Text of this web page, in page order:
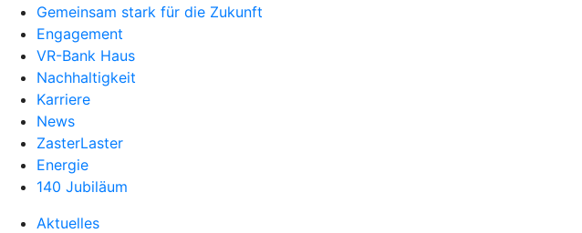
Gemeinsam stark für die Zukunft
Engagement
VR-Bank Haus
Nachhaltigkeit
Karriere
News
ZasterLaster
Energie
140 Jubiläum
Aktuelles